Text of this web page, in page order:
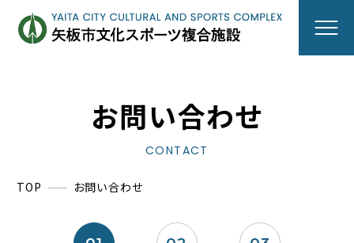
お問い合わせ
CONTACT
TOP お問い合わせ